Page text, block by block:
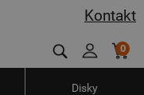
Kontakt
0
Disky